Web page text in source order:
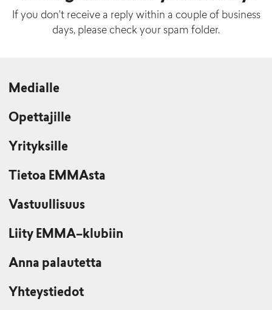
If you don’t receive a reply within a couple of business
days, please check your spam folder.
Medialle
Opettajille
Yrityksille
Tietoa EMMAsta
Vastuullisuus
Liity EMMA–klubiin
Anna palautetta
Yhteystiedot